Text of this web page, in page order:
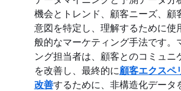
機会とトレンド、顧客ニーズ、顧
意図を特定し、理解するために使
般的なマーケティング手法です。
ング担当者は、顧客とのコミュニ
を改善し、最終的に顧客エクスペ
改善するために、非構造化データ